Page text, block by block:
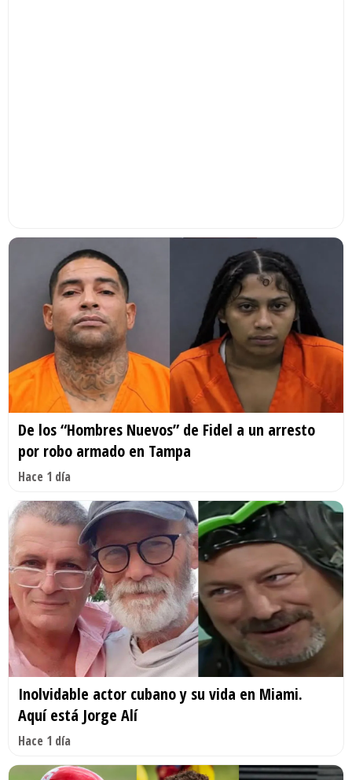
De los “Hombres Nuevos” de Fidel a un arresto
por robo armado en Tampa
Hace 1 día
Inolvidable actor cubano y su vida en Miami.
Aquí está Jorge Alí
Hace 1 día